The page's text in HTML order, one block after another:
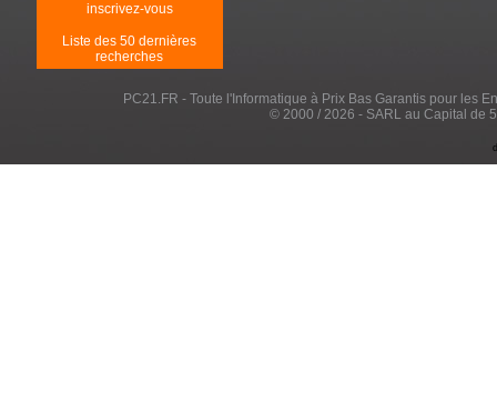
inscrivez-vous
Liste des 50 dernières
recherches
PC21.FR - Toute l'Informatique à Prix Bas Garantis pour les
© 2000 / 2026 - SARL au Capital de